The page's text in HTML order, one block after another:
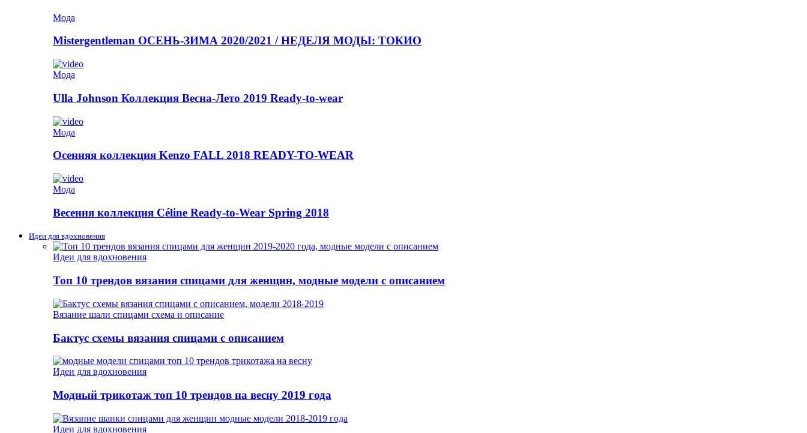
Мода
Mistergentleman ОСЕНЬ-ЗИМА 2020/2021 / НЕДЕЛЯ МОДЫ: ТОКИО
Мода
Ulla Johnson Коллекция Весна-Лето 2019 Ready-to-wear
Мода
Осенняя коллекция Kenzo FALL 2018 READY-TO-WEAR
Мода
Весення коллекция Céline Ready-to-Wear Spring 2018
Идеи для вдохновения
Идеи для вдохновения
Топ 10 трендов вязания спицами для женщин, модные модели с описанием
Вязание шали спицами схема и описание
Бактус схемы вязания спицами с описанием
Идеи для вдохновения
Модный трикотаж топ 10 трендов на весну 2019 года
Идеи для вдохновения